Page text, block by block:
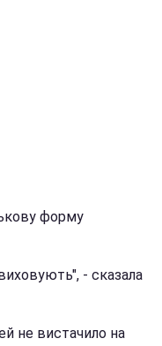
форму
- сказала
не вистачило на